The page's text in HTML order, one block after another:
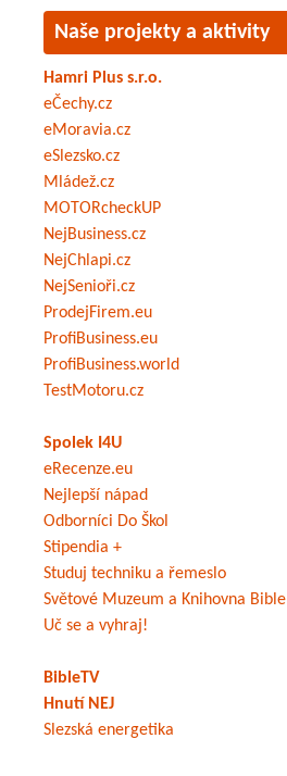
Naše projekty a aktivity
Hamri Plus s.r.o.
eČechy.cz
eMoravia.cz
eSlezsko.cz
Mládež.cz
MOTORcheckUP
NejBusiness.cz
NejChlapi.cz
NejSenioři.cz
ProdejFirem.eu
ProfiBusiness.eu
ProfiBusiness.world
TestMotoru.cz
Spolek I4U
eRecenze.eu
Nejlepší nápad
Odborníci Do Škol
Stipendia +
Studuj techniku a řemeslo
Světové Muzeum a Knihovna Bible
Uč se a vyhraj!
BibleTV
Hnutí NEJ
Slezská energetika